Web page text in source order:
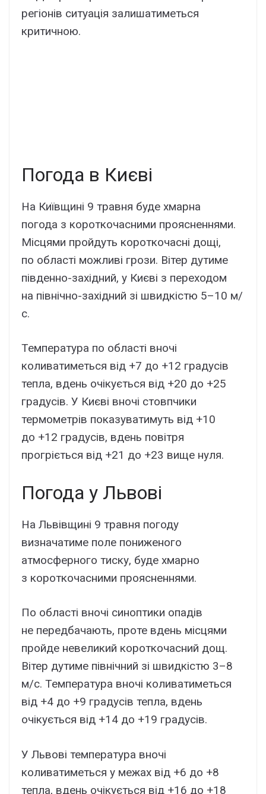
регіонів ситуація залишатиметься
критичною.
Погода в Києві
На Київщині 9 травня буде хмарна
погода з короткочасними проясненнями.
Місцями пройдуть короткочасні дощі,
по області можливі грози. Вітер дутиме
південно-західний, у Києві з переходом
на північно-західний зі швидкістю 5–10 м/
с.
Температура по області вночі
коливатиметься від +7 до +12 градусів
тепла, вдень очікується від +20 до +25
градусів. У Києві вночі стовпчики
термометрів показуватимуть від +10
до +12 градусів, вдень повітря
прогріється від +21 до +23 вище нуля.
Погода у Львові
На Львівщині 9 травня погоду
визначатиме поле пониженого
атмосферного тиску, буде хмарно
з короткочасними проясненнями.
По області вночі синоптики опадів
не передбачають, проте вдень місцями
пройде невеликий короткочасний дощ.
Вітер дутиме північний зі швидкістю 3–8
м/с. Температура вночі коливатиметься
від +4 до +9 градусів тепла, вдень
очікується від +14 до +19 градусів.
У Львові температура вночі
коливатиметься у межах від +6 до +8
тепла, вдень очікується від +16 до +18